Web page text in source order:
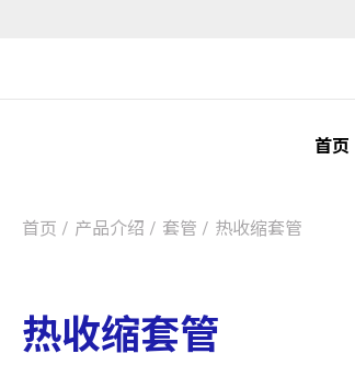
首页
首页 产品介绍 套管 热收缩套管
热收缩套管